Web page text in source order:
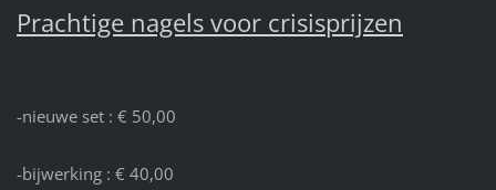
Prachtige nagels voor crisisprijzen
-nieuwe set : € 50,00
-bijwerking : € 40,00